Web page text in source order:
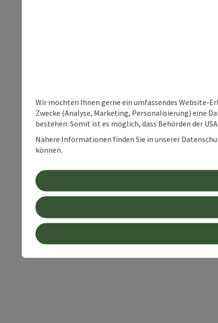
Wir möchten Ihnen gerne ein umfassendes Website-
Zwecke (Analyse, Marketing, Personalisierung) eine
bestehen. Somit ist es möglich, dass Behörden der
Nähere Informationen finden Sie in unserer
können.